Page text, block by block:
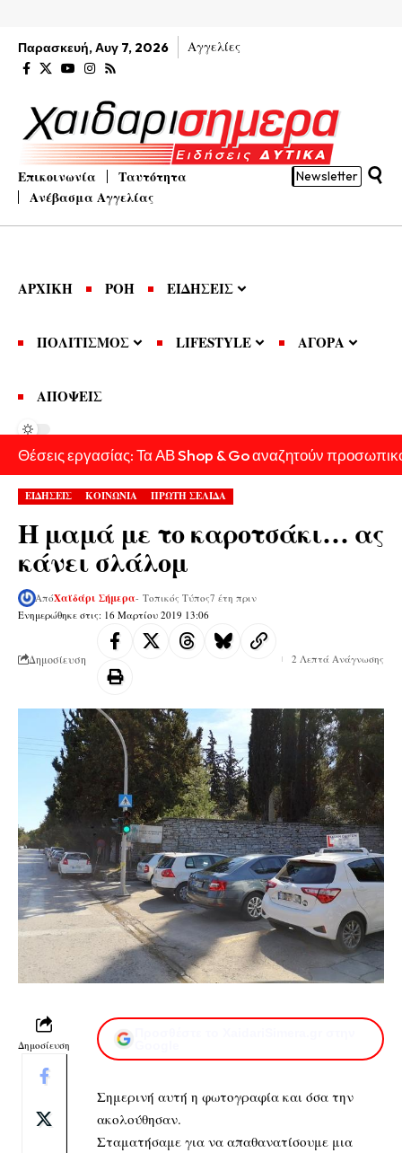
Παρασκευή, Αυγ 7, 2026 Αγγελίες
Επικοινωνία
Ταυτότητα
Ανέβασμα Αγγελίας
Newsletter
ΑΡΧΙΚΗ ΡΟΗ ΕΙΔΗΣΕΙΣ
ΠΟΛΙΤΙΣΜΟΣ LIFESTYLE ΑΓΟΡΑ
ΑΠΟΨΕΙΣ
Θέσεις εργασίας: Τα ΑΒ Shop & Go αναζητούν
ΕΙΔΗΣΕΙΣ ΚΟΙΝΩΝΙΑ ΠΡΩΤΗ ΣΕΛΙΔΑ
Η μαμά με το καροτσάκι… ας
κάνει σλάλομ
Ενημερώθηκε στις: 16 Μαρτίου 2019 13:06
ΑπόΧαϊδάρι Σήμερα- Τοπικός Τύπος7 έτη πριν
Δημοσίευση 2 Λεπτά Ανάγνωσης
Δημοσίευση
Σημερινή αυτή η φωτογραφία και όσα την
ακολούθησαν.
Σταματήσαμε για να απαθανατίσουμε μια